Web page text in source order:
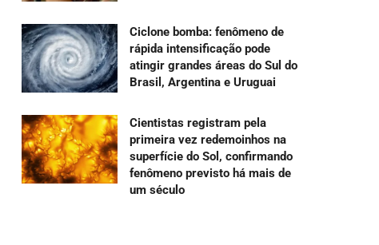
Ciclone bomba: fenômeno de
rápida intensificação pode
atingir grandes áreas do Sul do
Brasil, Argentina e Uruguai
Cientistas registram pela
primeira vez redemoinhos na
superfície do Sol, confirmando
fenômeno previsto há mais de
um século